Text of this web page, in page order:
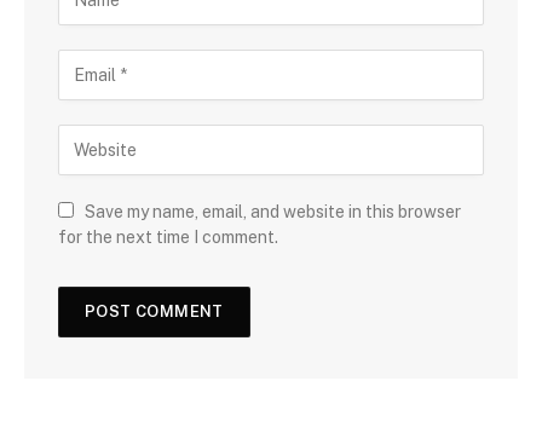
Save my name, email, and website in this browser
for the next time I comment.